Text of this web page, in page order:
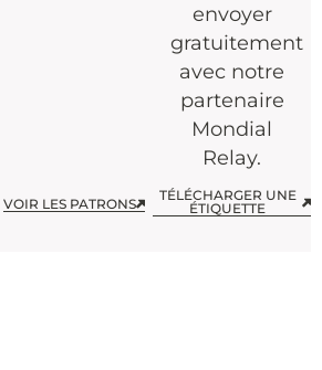
VOIR LES PATRONS
envoyer
gratuitement
avec notre
partenaire
Mondial
Relay.
TÉLÉCHARGER UNE
ÉTIQUETTE